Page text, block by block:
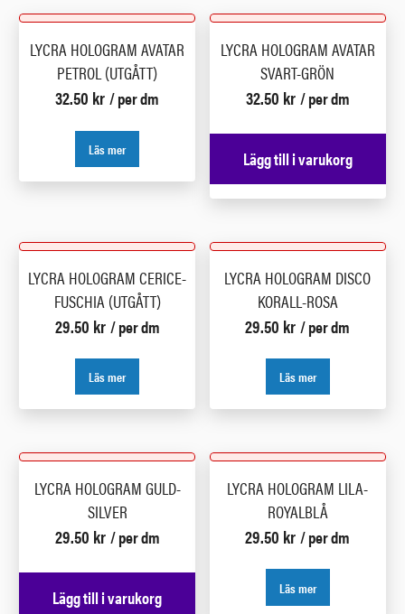
LYCRA HOLOGRAM AVATAR
PETROL (UTGÅTT)
32.50 kr / per dm
Läs mer
LYCRA HOLOGRAM AVATAR
SVART-GRÖN
32.50 kr / per dm
Lägg till i varukorg
LYCRA HOLOGRAM CERICE-
FUSCHIA (UTGÅTT)
29.50 kr / per dm
Läs mer
LYCRA HOLOGRAM DISCO
KORALL-ROSA
29.50 kr / per dm
Läs mer
LYCRA HOLOGRAM GULD-
SILVER
29.50 kr / per dm
Lägg till i varukorg
LYCRA HOLOGRAM LILA-
ROYALBLÅ
29.50 kr / per dm
Läs mer